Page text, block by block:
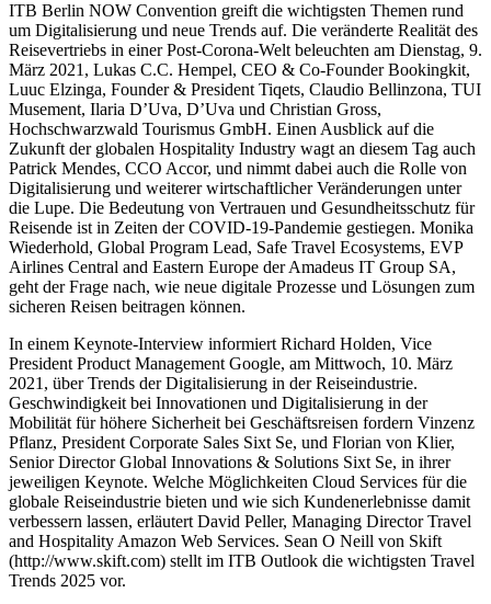
ITB Berlin NOW Convention greift die wichtigsten Themen rund
um Digitalisierung und neue Trends auf. Die veränderte Realität des
Reisevertriebs in einer Post-Corona-Welt beleuchten am Dienstag, 9.
März 2021, Lukas C.C. Hempel, CEO & Co-Founder Bookingkit,
Luuc Elzinga, Founder & President Tiqets, Claudio Bellinzona, TUI
Musement, Ilaria D’Uva, D’Uva und Christian Gross,
Hochschwarzwald Tourismus GmbH. Einen Ausblick auf die
Zukunft der globalen Hospitality Industry wagt an diesem Tag auch
Patrick Mendes, CCO Accor, und nimmt dabei auch die Rolle von
Digitalisierung und weiterer wirtschaftlicher Veränderungen unter
die Lupe. Die Bedeutung von Vertrauen und Gesundheitsschutz für
Reisende ist in Zeiten der COVID-19-Pandemie gestiegen. Monika
Wiederhold, Global Program Lead, Safe Travel Ecosystems, EVP
Airlines Central and Eastern Europe der Amadeus IT Group SA,
geht der Frage nach, wie neue digitale Prozesse und Lösungen zum
sicheren Reisen beitragen können.
In einem Keynote-Interview informiert Richard Holden, Vice
President Product Management Google, am Mittwoch, 10. März
2021, über Trends der Digitalisierung in der Reiseindustrie.
Geschwindigkeit bei Innovationen und Digitalisierung in der
Mobilität für höhere Sicherheit bei Geschäftsreisen fordern Vinzenz
Pflanz, President Corporate Sales Sixt Se, und Florian von Klier,
Senior Director Global Innovations & Solutions Sixt Se, in ihrer
jeweiligen Keynote. Welche Möglichkeiten Cloud Services für die
globale Reiseindustrie bieten und wie sich Kundenerlebnisse damit
verbessern lassen, erläutert David Peller, Managing Director Travel
and Hospitality Amazon Web Services. Sean O Neill von Skift
(http://www.skift.com) stellt im ITB Outlook die wichtigsten Travel
Trends 2025 vor.